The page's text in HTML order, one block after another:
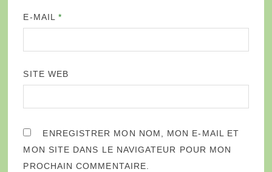
E-MAIL *
SITE WEB
ENREGISTRER MON NOM, MON E-MAIL ET
MON SITE DANS LE NAVIGATEUR POUR MON
PROCHAIN COMMENTAIRE.